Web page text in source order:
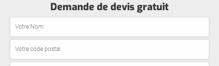
Demande de devis gratuit